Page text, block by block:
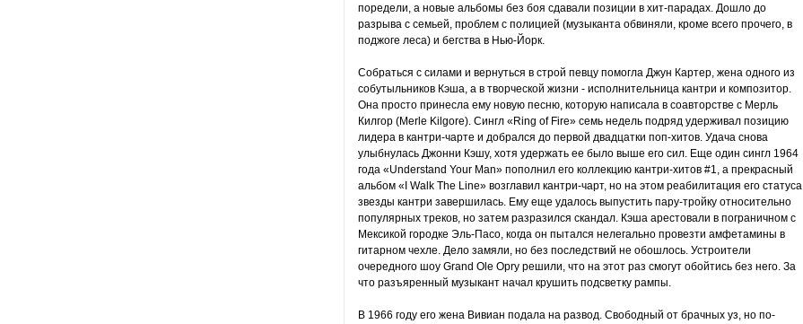
поредели, а новые альбомы без боя сдавали позиции в хит-парадах. Дошло до
разрыва с семьей, проблем с полицией (музыканта обвиняли, кроме всего прочего, в
поджоге леса) и бегства в Нью-Йорк.
Собраться с силами и вернуться в строй певцу помогла Джун Картер, жена одного из
собутыльников Кэша, а в творческой жизни - исполнительница кантри и композитор.
Она просто принесла ему новую песню, которую написала в соавторстве с Мерль
Килгор (Merle Kilgore). Сингл «Ring of Fire» семь недель подряд удерживал позицию
лидера в кантри-чарте и добрался до первой двадцатки поп-хитов. Удача снова
улыбнулась Джонни Кэшу, хотя удержать ее было выше его сил. Еще один сингл 1964
года «Understand Your Man» пополнил его коллекцию кантри-хитов #1, а прекрасный
альбом «I Walk The Line» возглавил кантри-чарт, но на этом реабилитация его статуса
звезды кантри завершилась. Ему еще удалось выпустить пару-тройку относительно
популярных треков, но затем разразился скандал. Кэша арестовали в пограничном с
Мексикой городке Эль-Пасо, когда он пытался нелегально провезти амфетамины в
гитарном чехле. Дело замяли, но без последствий не обошлось. Устроители
очередного шоу Grand Ole Opry решили, что на этот раз смогут обойтись без него. За
что разъяренный музыкант начал крушить подсветку рампы.
В 1966 году его жена Вивиан подала на развод. Свободный от брачных уз, но по-